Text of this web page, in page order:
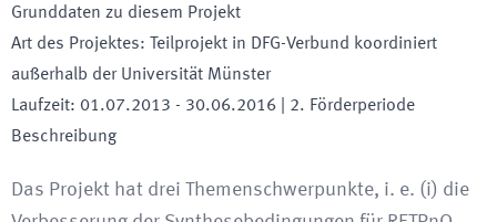
Grunddaten zu diesem Projekt
Art des Projektes:
Teilprojekt in DFG-Verbund koordiniert
außerhalb der Universität Münster
Laufzeit: 01.07.2013 - 30.06.2016 | 2. Förderperiode
Beschreibung
Das Projekt hat drei Themenschwerpunkte, i. e. (i) die